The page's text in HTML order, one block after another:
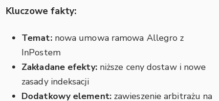
Kluczowe fakty:
Temat:nowa umowa ramowa Allegro z
InPostem
Zakładane efekty:niższe ceny dostaw i nowe
zasady indeksacji
Dodatkowy element:zawieszenie arbitrażu na